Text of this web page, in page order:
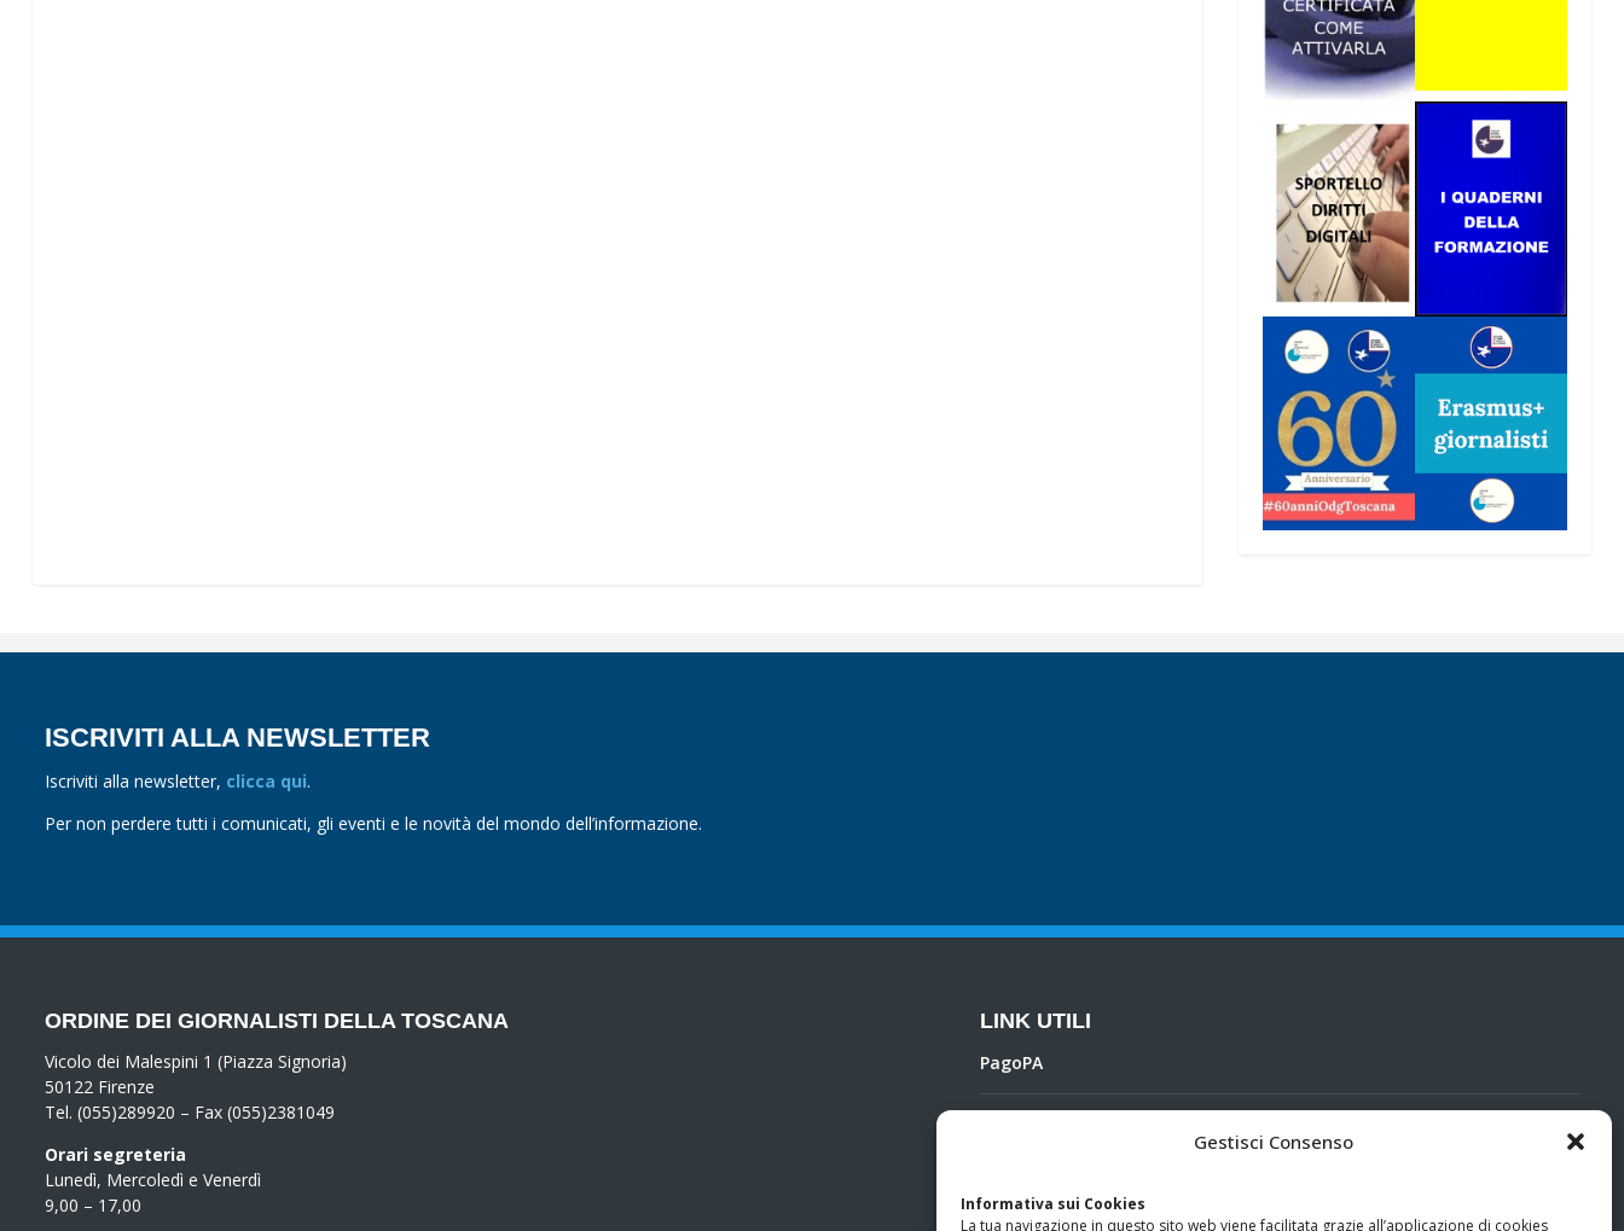
Gestisci Consenso
Informativa sui Cookies
La tua navigazione in questo sito web viene facilitata grazie all’applicazione di cookies
ISCRIVITI ALLA NEWSLETTER
Iscriviti alla newsletter, clicca qui.
Per non perdere tutti i comunicati, gli eventi e le novità del mondo dell’informazione.
ORDINE DEI GIORNALISTI DELLA TOSCANA
Vicolo dei Malespini 1 (Piazza Signoria)
50122 Firenze
Tel. (055)289920 – Fax (055)2381049
Orari segreteria
Lunedì, Mercoledì e Venerdì
9,00 – 17,00
LINK UTILI
PagoPA